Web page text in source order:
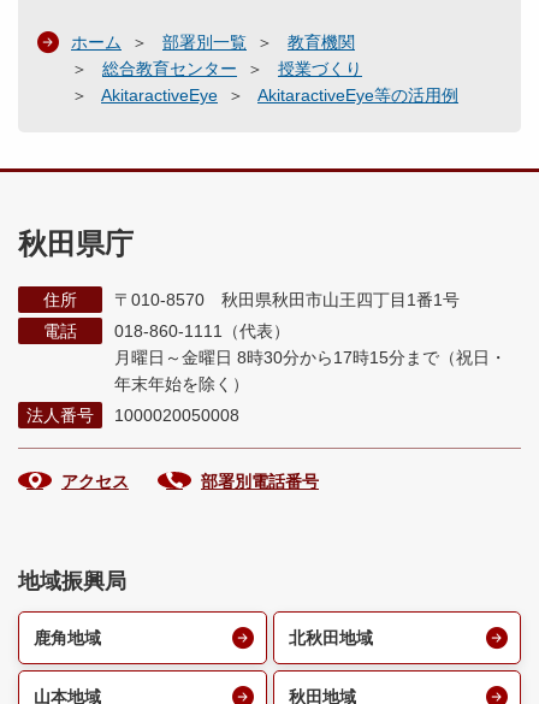
ホーム 部署別一覧
教育機関
総合教育センター
授業づくり
AkitaractiveEye
AkitaractiveEye等の活用例
秋田県庁
住所
〒010-8570 秋田県秋田市山王四丁目1番1号
電話
018-860-1111（代表）
月曜日～金曜日 8時30分から17時15分まで （祝日・
年末年始を除く）
法人番号
1000020050008
アクセス 部署別電話番号
地域振興局
鹿角地域 北秋田地域
山本地域 秋田地域